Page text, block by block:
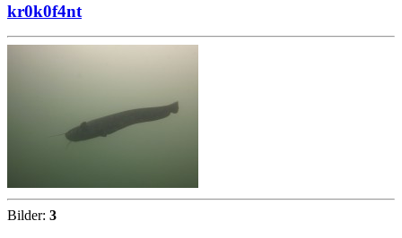
kr0k0f4nt
Bilder: 3